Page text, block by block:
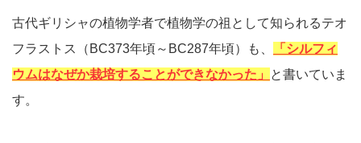
古代ギリシャの植物学者で植物学の祖として知られるテオ
フラストス（BC373年頃～BC287年頃）も、
「シルフィ
ウムはなぜか栽培することができなかった」
と書いていま
す。